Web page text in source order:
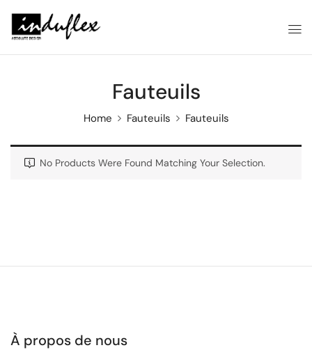
Fauteuils
Home Fauteuils Fauteuils
No Products Were Found Matching Your Selection.
À propos de nous